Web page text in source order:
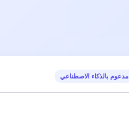
مدعوم بالذكاء الاصطناعي